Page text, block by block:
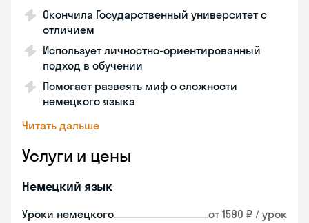
Окончила Государственный университет с
отличием
Использует личностно-ориентированный
подход в обучении
Помогает развеять миф о сложности
немецкого языка
Читать дальше
Услуги и цены
Немецкий язык
Уроки немецкого от 1590 ₽ / урок